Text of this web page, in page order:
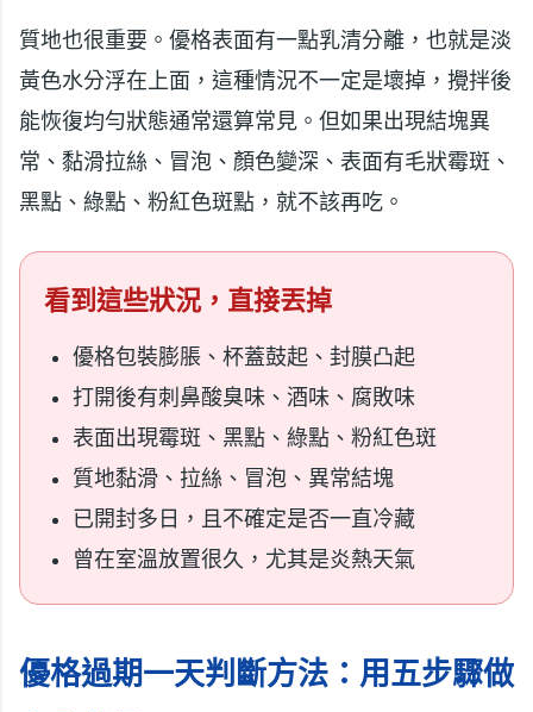
質地也很重要。優格表面有一點乳清分離，也就是淡
黃色水分浮在上面，這種情況不一定是壞掉，攪拌後
能恢復均勻狀態通常還算常見。但如果出現結塊異
常、黏滑拉絲、冒泡、顏色變深、表面有毛狀霉斑、
黑點、綠點、粉紅色斑點，就不該再吃。
看到這些狀況，直接丟掉
優格包裝膨脹、杯蓋鼓起、封膜凸起
打開後有刺鼻酸臭味、酒味、腐敗味
表面出現霉斑、黑點、綠點、粉紅色斑
質地黏滑、拉絲、冒泡、異常結塊
已開封多日，且不確定是否一直冷藏
曾在室溫放置很久，尤其是炎熱天氣
優格過期一天判斷方法：用五步驟做